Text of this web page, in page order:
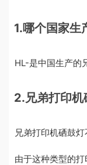
1.哪个国家生
HL-是中国生产的
2.兄弟打印机
兄弟打印机硒鼓
由于这种类型的